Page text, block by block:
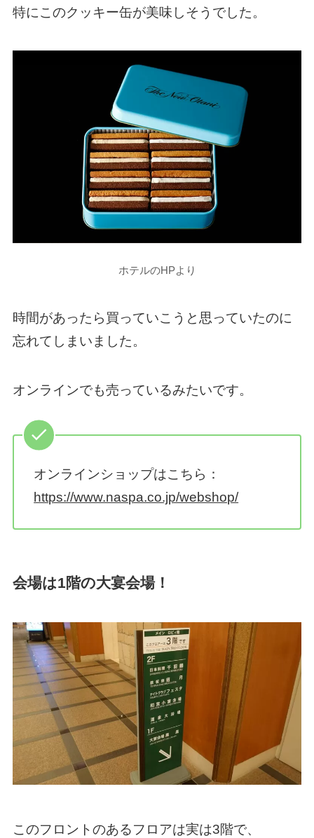
特にこのクッキー缶が美味しそうでした。
ホテルのHPより
時間があったら買っていこうと思っていたのに
忘れてしまいました。
オンラインでも売っているみたいです。
オンラインショップはこちら：
https://www.naspa.co.jp/webshop/
会場は1階の大宴会場！
このフロントのあるフロアは実は3階で、